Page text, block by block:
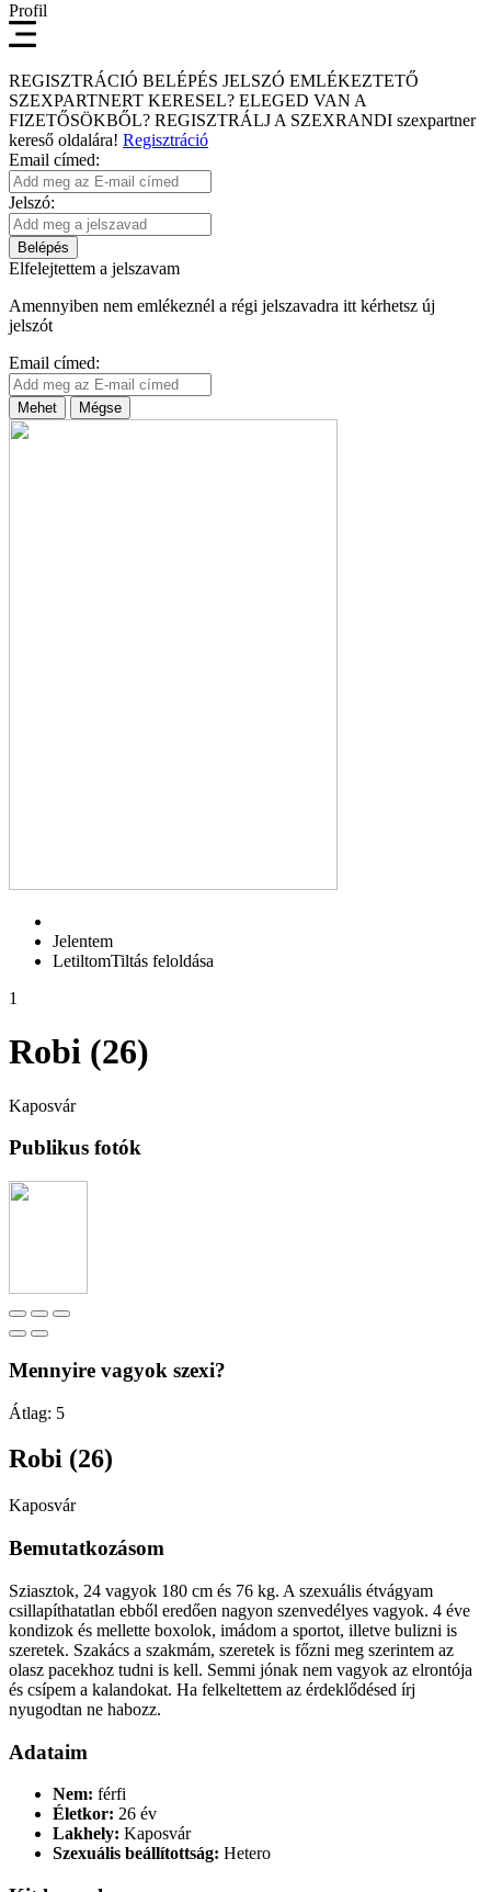
Profil
REGISZTRÁCIÓ BELÉPÉS JELSZÓ EMLÉKEZTETŐ
SZEXPARTNERT KERESEL? ELEGED VAN A
FIZETŐSÖKBŐL? REGISZTRÁLJ A SZEXRANDI szexpartner
kereső oldalára! Regisztráció
Email címed:
Jelszó:
Belépés
Elfelejtettem a jelszavam
Amennyiben nem emlékeznél a régi jelszavadra itt kérhetsz új
jelszót
Email címed:
Mehet Mégse
Jelentem
LetiltomTiltás feloldása
1
Robi (26)
Kaposvár
Publikus fotók
Mennyire vagyok szexi?
Átlag: 5
Robi (26)
Kaposvár
Bemutatkozásom
Sziasztok, 24 vagyok 180 cm és 76 kg. A szexuális étvágyam
csillapíthatatlan ebből eredően nagyon szenvedélyes vagyok. 4 éve
kondizok és mellette boxolok, imádom a sportot, illetve bulizni is
szeretek. Szakács a szakmám, szeretek is főzni meg szerintem az
olasz pacekhoz tudni is kell. Semmi jónak nem vagyok az elrontója
és csípem a kalandokat. Ha felkeltettem az érdeklődésed írj
nyugodtan ne habozz.
Adataim
Nem: férfi
Életkor: 26 év
Lakhely: Kaposvár
Szexuális beállítottság: Hetero